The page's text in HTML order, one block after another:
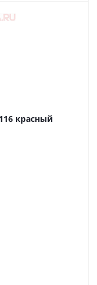
красный